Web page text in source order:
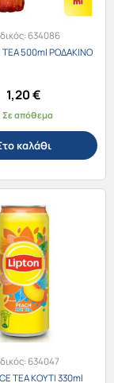
634086
TEA 500ml ΡΟΔΑΚΙΝΟ
1,20€
Σε απόθεμα
καλάθι
634047
TEA ΚΟΥΤΙ 330ml